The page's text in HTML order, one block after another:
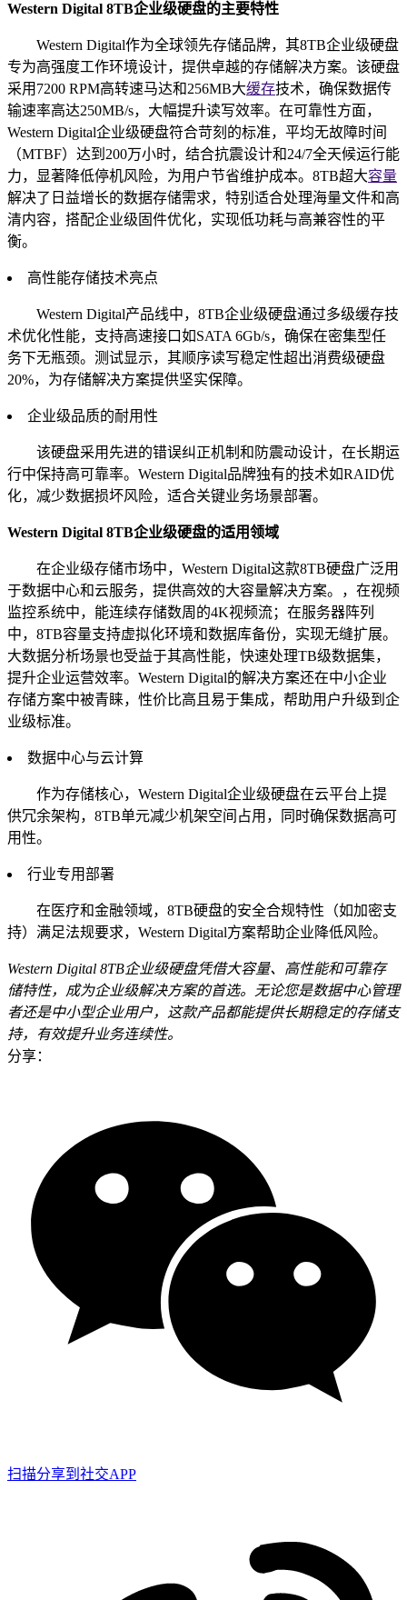
Western Digital 8TB企业级硬盘的主要特性
Western Digital作为全球领先存储品牌，其8TB企业级硬盘
专为高强度工作环境设计，提供卓越的存储解决方案。该硬盘
采用7200 RPM高转速马达和256MB大缓存技术，确保数据传
输速率高达250MB/s，大幅提升读写效率。在可靠性方面，
Western Digital企业级硬盘符合苛刻的标准，平均无故障时间
（MTBF）达到200万小时，结合抗震设计和24/7全天候运行能
力，显著降低停机风险，为用户节省维护成本。8TB超大容量
解决了日益增长的数据存储需求，特别适合处理海量文件和高
清内容，搭配企业级固件优化，实现低功耗与高兼容性的平
衡。
高性能存储技术亮点
Western Digital产品线中，8TB企业级硬盘通过多级缓存技
术优化性能，支持高速接口如SATA 6Gb/s，确保在密集型任
务下无瓶颈。测试显示，其顺序读写稳定性超出消费级硬盘
20%，为存储解决方案提供坚实保障。
企业级品质的耐用性
该硬盘采用先进的错误纠正机制和防震动设计，在长期运
行中保持高可靠率。Western Digital品牌独有的技术如RAID优
化，减少数据损坏风险，适合关键业务场景部署。
Western Digital 8TB企业级硬盘的适用领域
在企业级存储市场中，Western Digital这款8TB硬盘广泛用
于数据中心和云服务，提供高效的大容量解决方案。，在视频
监控系统中，能连续存储数周的4K视频流；在服务器阵列
中，8TB容量支持虚拟化环境和数据库备份，实现无缝扩展。
大数据分析场景也受益于其高性能，快速处理TB级数据集，
提升企业运营效率。Western Digital的解决方案还在中小企业
存储方案中被青睐，性价比高且易于集成，帮助用户升级到企
业级标准。
数据中心与云计算
作为存储核心，Western Digital企业级硬盘在云平台上提
供冗余架构，8TB单元减少机架空间占用，同时确保数据高可
用性。
行业专用部署
在医疗和金融领域，8TB硬盘的安全合规特性（如加密支
持）满足法规要求，Western Digital方案帮助企业降低风险。
Western Digital 8TB企业级硬盘凭借大容量、高性能和可靠存
储特性，成为企业级解决方案的首选。无论您是数据中心管理
者还是中小型企业用户，这款产品都能提供长期稳定的存储支
持，有效提升业务连续性。
分享：
扫描分享到社交APP